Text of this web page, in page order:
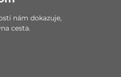
nám dokazuje,
cesta.